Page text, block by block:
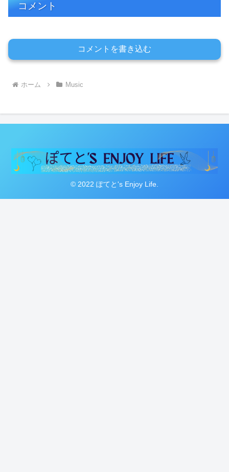
コメント
コメントを書き込む
ホーム Music
© 2022 ぽてと's Enjoy Life.